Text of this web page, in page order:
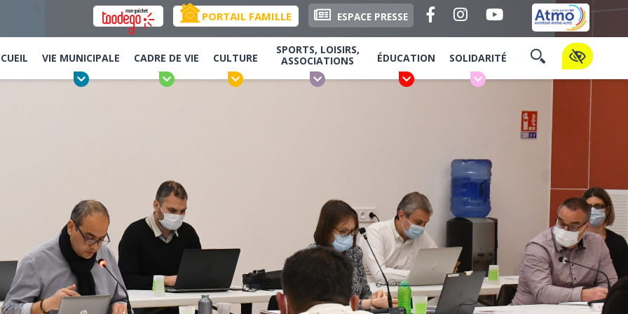
PORTAIL FAMILLE ESPACE PRESSE
VIE MUNICIPALE CADRE DE VIE CULTURE
SPORTS, LOISIRS,
ASSOCIATIONS
ÉDUCATION SOLIDARITÉ